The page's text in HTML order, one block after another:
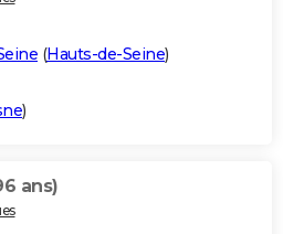
(Hauts-de-Seine)
)
ans)